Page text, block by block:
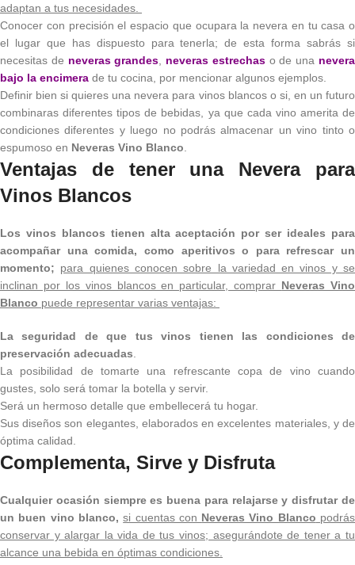
adaptan a tus necesidades.
Conocer con precisión el espacio que ocupara la nevera en tu casa o
el lugar que has dispuesto para tenerla; de esta forma sabrás si
necesitas de neveras grandes neveras estrechaso de una nevera
bajo la encimera de tu cocina, por mencionar algunos ejemplos.
Definir bien si quieres una nevera para vinos blancos o si, en un futuro
combinaras diferentes tipos de bebidas, ya que cada vino amerita de
condiciones diferentes y luego no podrás almacenar un vino tinto o
espumoso en Neveras Vino Blanco
Ventajas de tener una Nevera para
Vinos Blancos
Los vinos blancos tienen alta aceptación por ser ideales para
acompañar una comida, como aperitivos o para refrescar un
momento; para quienes conocen sobre la variedad en vinos y se
inclinan por los vinos blancos en particular, comprar Neveras Vino
Blanco puede representar varias ventajas:
La seguridad de que tus vinos tienen las condiciones de
preservación adecuadas
La posibilidad de tomarte una refrescante copa de vino cuando
gustes, solo será tomar la botella y servir.
Será un hermoso detalle que embellecerá tu hogar.
Sus diseños son elegantes, elaborados en excelentes materiales, y de
óptima calidad.
Complementa, Sirve y Disfruta
Cualquier ocasión siempre es buena para relajarse y disfrutar de
un buen vino blanco,si cuentas con Neveras Vino Blanco podrás
conservar y alargar la vida de tus vinos; asegurándote de tener a tu
alcance una bebida en óptimas condiciones.